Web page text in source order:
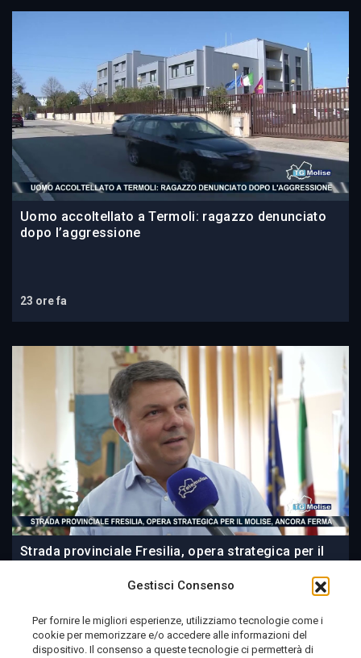
Gestisci Consenso
Per fornire le migliori esperienze, utilizziamo tecnologie come i
cookie per memorizzare e/o accedere alle informazioni del
dispositivo. Il consenso a queste tecnologie ci permetterà di
Uomo accoltellato a Termoli: ragazzo denunciato
dopo l’aggressione
23 ore fa
Strada provinciale Fresilia, opera strategica per il
23 ore fa